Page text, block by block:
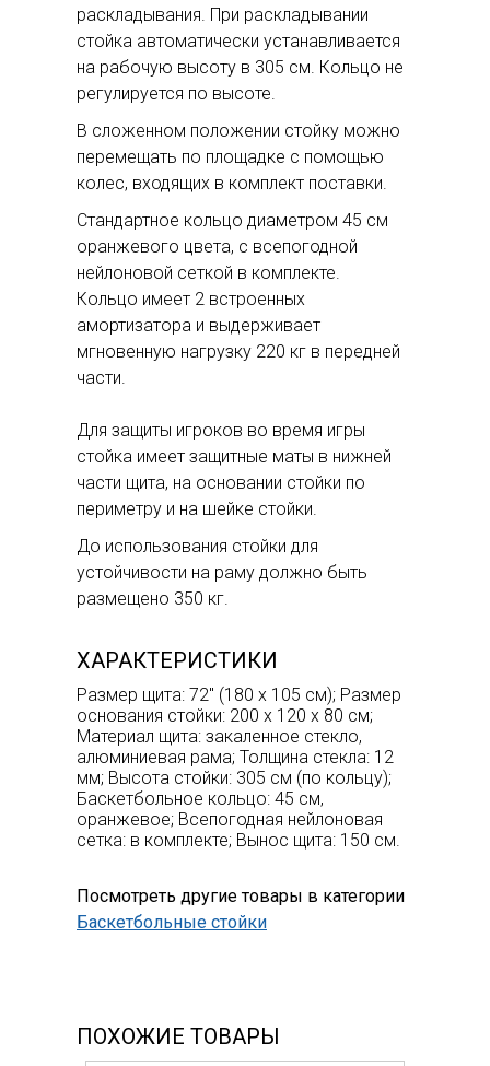
раскладывания. При раскладывании
стойка автоматически устанавливается
на рабочую высоту в 305 см. Кольцо не
регулируется по высоте.
В сложенном положении стойку можно
перемещать по площадке с помощью
колес, входящих в комплект поставки.
Стандартное кольцо диаметром 45 см
оранжевого цвета, с всепогодной
нейлоновой сеткой в комплекте.
Кольцо имеет 2 встроенных
амортизатора и выдерживает
мгновенную нагрузку 220 кг в передней
части.
Для защиты игроков во время игры
стойка имеет защитные маты в нижней
части щита, на основании стойки по
периметру и на шейке стойки.
До использования стойки для
устойчивости на раму должно быть
размещено 350 кг.
ХАРАКТЕРИСТИКИ
Размер щита: 72" (180 х 105 см); Размер
основания стойки: 200 х 120 х 80 см;
Материал щита: закаленное стекло,
алюминиевая рама; Толщина стекла: 12
мм; Высота стойки: 305 см (по кольцу);
Баскетбольное кольцо: 45 см,
оранжевое; Всепогодная нейлоновая
сетка: в комплекте; Вынос щита: 150 см.
Посмотреть другие товары в категории
Баскетбольные стойки
ПОХОЖИЕ ТОВАРЫ